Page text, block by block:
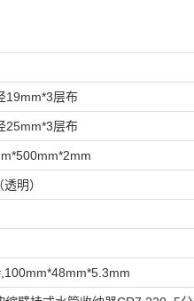
19mm*3层布
25mm*3层布
明）